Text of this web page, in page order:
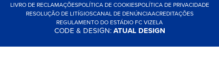
LIVRO DE RECLAMAÇÕESPOLÍTICA DE COOKIESPOLÍTICA DE PRIVACIDADE
RESOLUÇÃO DE LITÍGIOSCANAL DE DENÚNCIAACREDITAÇÕES
REGULAMENTO DO ESTÁDIO FC VIZELA
CODE & DESIGN:ATUAL DESIGN